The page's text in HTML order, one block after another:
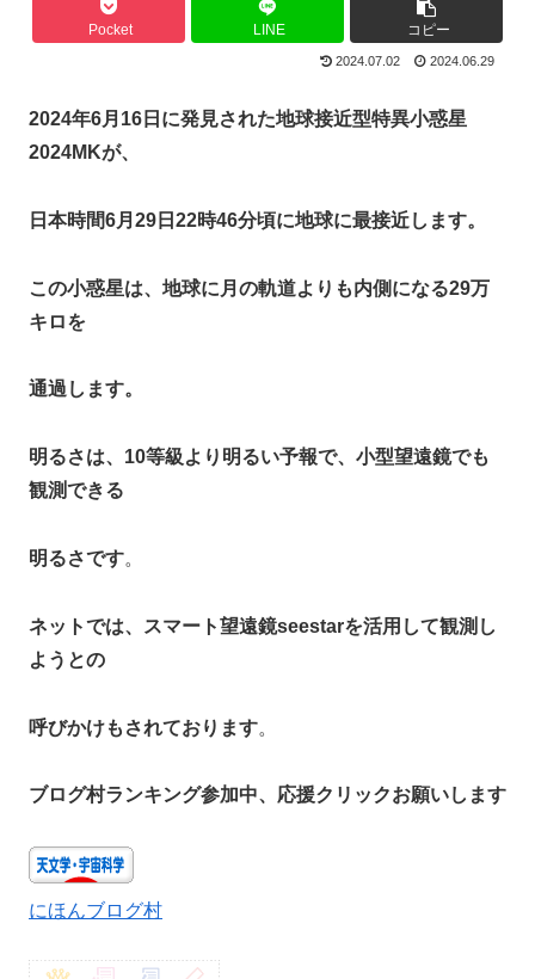
Pocket LINE コピー
2024.07.02 2024.06.29
2024年6月16日に発見された地球接近型特異小惑星
2024MKが、
日本時間6月29日22時46分頃に地球に最接近します。
この小惑星は、地球に月の軌道よりも内側になる29万
キロを
通過します。
明るさは、10等級より明るい予報で、小型望遠鏡でも
観測できる
明るさです。
ネットでは、スマート望遠鏡seestarを活用して観測し
ようとの
呼びかけもされております。
ブログ村ランキング参加中、応援クリックお願いします
にほんブログ村